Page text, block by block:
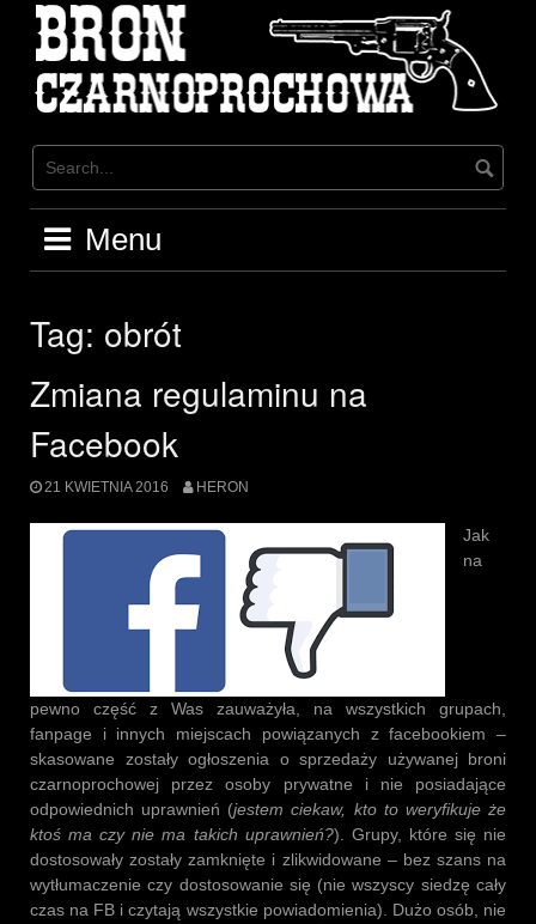
content
Menu
Tag: obrót
Zmiana regulaminu na
Facebook
21 KWIETNIA 2016 HERON
Jak
na
pewno część z Was zauważyła, na wszystkich grupach,
fanpage i innych miejscach powiązanych z facebookiem –
skasowane zostały ogłoszenia o sprzedaży używanej broni
czarnoprochowej przez osoby prywatne i nie posiadające
odpowiednich uprawnień (jestem ciekaw, kto to weryfikuje że
ktoś ma czy nie ma takich uprawnień?). Grupy, które się nie
dostosowały zostały zamknięte i zlikwidowane – bez szans na
wytłumaczenie czy dostosowanie się (nie wszyscy siedzę cały
czas na FB i czytają wszystkie powiadomienia). Dużo osób, nie